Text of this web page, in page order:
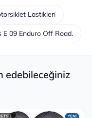
Lastikleri
E 09 Enduro Off Road.
edebileceğiniz
YENİ